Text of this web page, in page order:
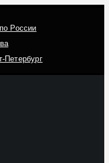
России
Петербург